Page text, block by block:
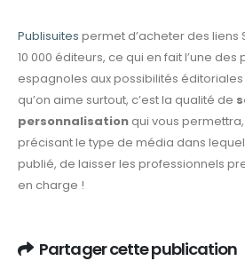
Publisuites permet d’acheter des liens
10 000 éditeurs, ce qui en fait l’une
espagnoles aux possibilités éditoriales
qu’on aime surtout, c’est la qualité de
personnalisation qui vous
précisant le type de média dans
publié, de laisser les professionnels
en charge !
Partager cette publication